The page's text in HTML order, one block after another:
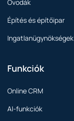
Óvodák
Építés és építőipar
Ingatlanügynökségek
Funkciók
Online CRM
AI-funkciók